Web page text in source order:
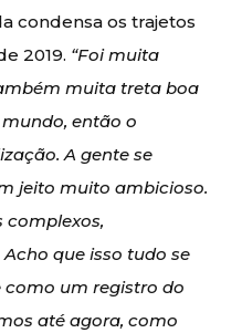
condensa os trajetos
2019. “Foi muita
muita treta boa
então o
A gente se
jeito muito ambicioso.
complexos,
que isso tudo se
como um registro do
até agora, como